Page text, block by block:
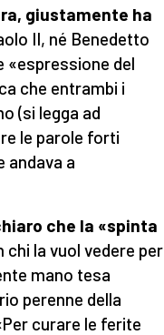
giustamente ha
II, né Benedetto
del
che entrambi i
(si legga ad
le parole forti
andava a
che la «spinta
la vuol vedere per
mano tesa
perenne della
curare le ferite